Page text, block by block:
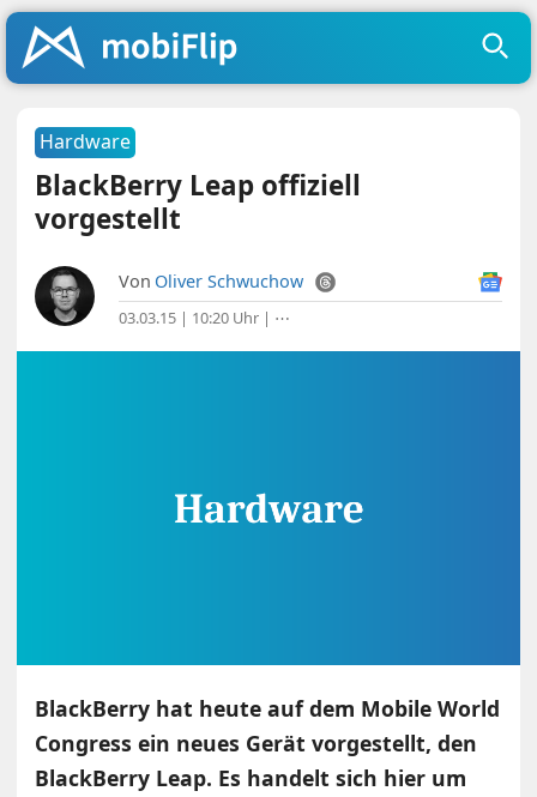
Hardware
BlackBerry Leap offiziell
vorgestellt
Von Oliver Schwuchow
03.03.15 | 10:20 Uhr | ⋯
BlackBerry hat heute auf dem Mobile World
Congress ein neues Gerät vorgestellt, den
BlackBerry Leap. Es handelt sich hier um